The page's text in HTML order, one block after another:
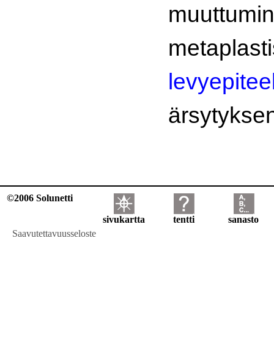
©2006 Solunetti
sivukartta tentti
sanasto
Saavutettavuusseloste